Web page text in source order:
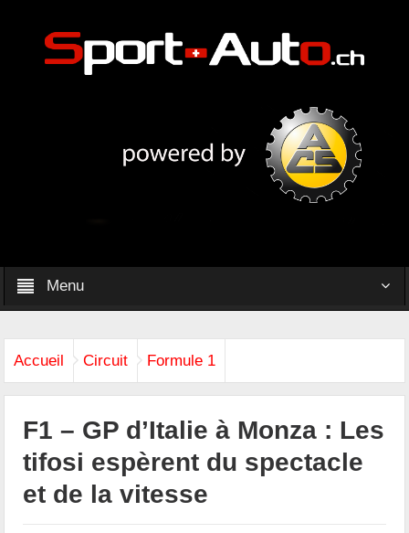
Menu
Accueil Circuit Formule 1
F1 – GP d’Italie à Monza : Les
tifosi espèrent du spectacle
et de la vitesse